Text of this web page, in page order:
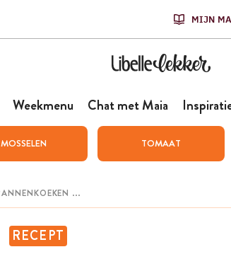
MIJN
Weekmenu Chat met Maia
MOSSELEN TOMAAT
RECEPT